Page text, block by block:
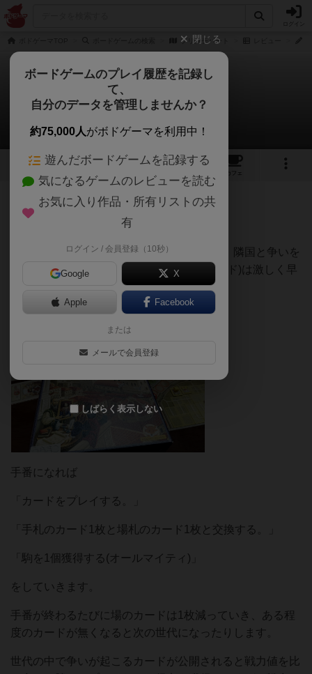
プリンチパート
プリンチパート
うらまこさんのレビュー
1
カフェ
88名 1名 0 12ヶ月前
自分の領地を発展させながら生産をしたり、隣国と争いを
したり、芸術的発展もしたりと3年(3ラウンド)は激しく早
手番になれば
「カードをプレイする。」
「手札のカード1枚と場札のカード1枚と交換する。」
「駒を1個獲得する(オールマイティ)」
をしていきます。
手番が終わるたびに場のカードは1枚減っていき、ある程
度のカードが無くなると次の世代になったりします。
世代の中で争いが起こるカードが公開されると戦力値を比
閉じる
ボードゲームのプレイ履歴を記録し
て、
自分のデータを管理しませんか？
約75,000人がボドゲーマを利用中！
遊んだボードゲームを記録する
気になるゲームのレビューを読む
お気に入り作品・所有リストの共
有
ログイン / 会員登録（10秒）
Google X
Apple Facebook
または
メールで会員登録
しばらく表示しない